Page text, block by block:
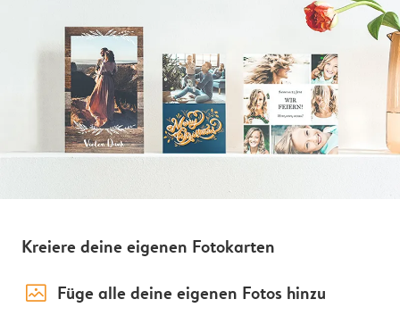
Kreiere deine eigenen Fotokarten
image_placeholder Füge alle deine eigenen Fotos hinzu